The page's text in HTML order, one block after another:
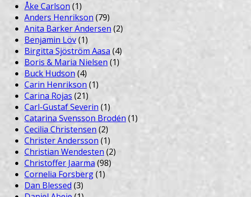
Åke Carlson (1)
Anders Henrikson (79)
Anita Barker Andersen (2)
Benjamin Löv(1)
Birgitta Sjöström Aasa (4)
Boris & Maria Nielsen (1)
Buck Hudson(4)
Carin Henrikson (1)
Carina Rojas (21)
Carl-Gustaf Severin (1)
Catarina Svensson Brodén(1)
Cecilia Christensen(2)
Christer Andersson (1)
Christian Wendesten (2)
Christoffer Jaarma(98)
Cornelia Forsberg(1)
Dan Blessed (3)